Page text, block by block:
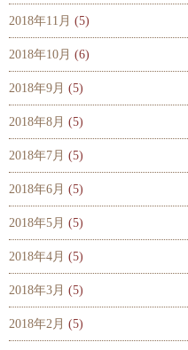
2018年11月 (5)
2018年10月 (6)
2018年9月 (5)
2018年8月 (5)
2018年7月 (5)
2018年6月 (5)
2018年5月 (5)
2018年4月 (5)
2018年3月 (5)
2018年2月 (5)